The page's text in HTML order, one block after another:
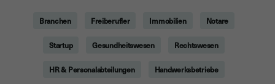
Branchen Freiberufler Immobilien Notare
Startup Gesundheitswesen Rechtswesen
HR & Personalabteilungen Handwerksbetriebe